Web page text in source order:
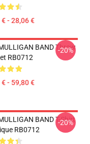
- 28,06 €
BAND Throw
RB0712
- 59,80 €
-20%
BAND T-Shirt
RB0712
-20%